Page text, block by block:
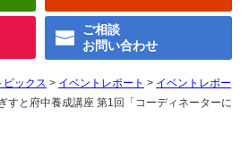
ご相談
お問い合わせ
ピックス > イベントレポート > イベントレポー
すと府中養成講座 第1回「コーディネーターに